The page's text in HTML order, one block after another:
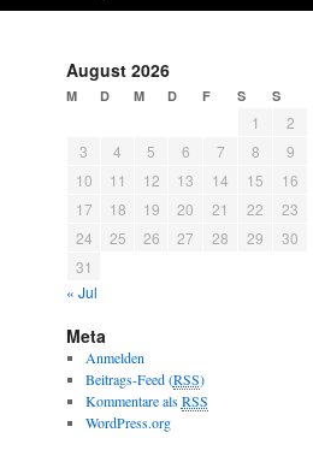
August 2026
M D M D F S S
« Jul
1
2
3
4 5 6 7 8
9
10
11 12 13 14 15
16
17
18 19 20 21 22
23
24
25 26 27 28 29
30
31
Meta
Anmelden
Beitrags-Feed (RSS)
Kommentare alsRSS
WordPress.org